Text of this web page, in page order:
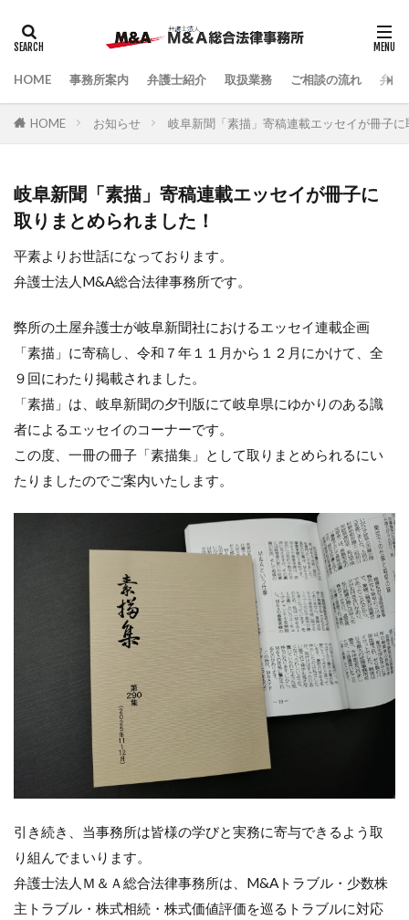
HOME 事務所案内 弁護士紹介 取扱業務 ご相談の流れ 弁護
HOME お知らせ 岐阜新聞「素描」寄稿連載エッセイが冊子
岐阜新聞「素描」寄稿連載エッセイが冊子に
取りまとめられました！
平素よりお世話になっております。
弁護士法人M&A総合法律事務所です。
弊所の土屋弁護士が岐阜新聞社におけるエッセイ連載企画
「素描」に寄稿し、令和７年１１月から１２月にかけて、全
９回にわたり掲載されました。
「素描」は、岐阜新聞の夕刊版にて岐阜県にゆかりのある識
者によるエッセイのコーナーです。
この度、一冊の冊子「素描集」として取りまとめられるにい
たりましたのでご案内いたします。
引き続き、当事務所は皆様の学びと実務に寄与できるよう取
り組んでまいります。
弁護士法人Ｍ＆Ａ総合法律事務所は、M&Aトラブル・少数株
主トラブル・株式相続・株式価値評価を巡るトラブルに対応